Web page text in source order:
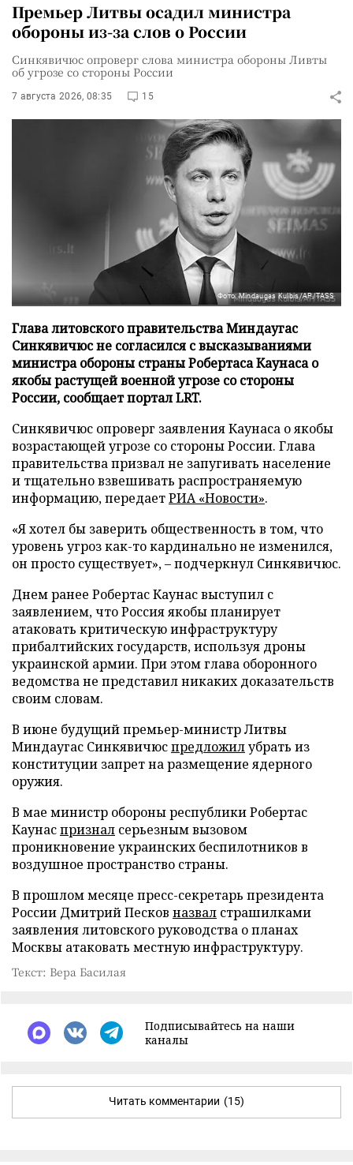
Премьер Литвы осадил министра
обороны из-за слов о России
Синкявичюс опроверг слова министра обороны Ливты
об угрозе со стороны России
7 августа 2026, 08:35 15
Фото: Mindaugas Kulbis/AP/TASS
Глава литовского правительства Миндаугас
Синкявичюс не согласился с высказываниями
министра обороны страны Робертаса Каунаса о
якобы растущей военной угрозе со стороны
России, сообщает портал LRT.
Синкявичюс опроверг заявления Каунаса о якобы
возрастающей угрозе со стороны России. Глава
правительства призвал не запугивать население
и тщательно взвешивать распространяемую
информацию, передаетРИА «Новости».
«Я хотел бы заверить общественность в том, что
уровень угроз как-то кардинально не изменился,
он просто существует», – подчеркнул Синкявичюс.
Днем ранее Робертас Каунас выступил с
заявлением, что Россия якобы планирует
атаковать критическую инфраструктуру
прибалтийских государств, используя дроны
украинской армии. При этом глава оборонного
ведомства не представил никаких доказательств
своим словам.
В июне будущий премьер-министр Литвы
Миндаугас Синкявичюспредложилубрать из
конституции запрет на размещение ядерного
оружия.
В мае министр обороны республики Робертас
Каунаспризнал серьезным вызовом
проникновение украинских беспилотников в
воздушное пространство страны.
В прошлом месяце пресс-секретарь президента
России Дмитрий Песков назвал страшилками
заявления литовского руководства о планах
Москвы атаковать местную инфраструктуру.
Текст: Вера Басилая
Подписывайтесь на наши
каналы
Читать комментарии (15)